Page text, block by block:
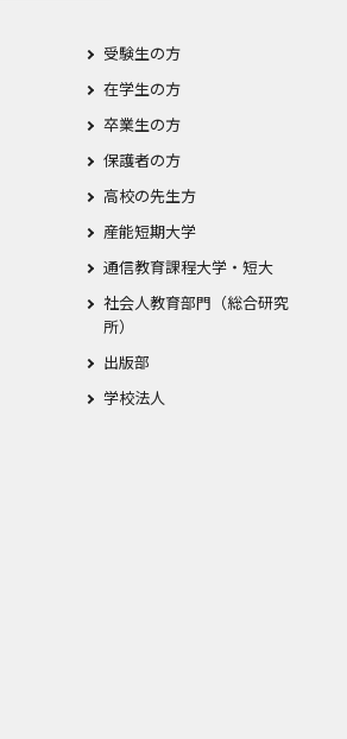
受験生の方
在学生の方
卒業生の方
保護者の方
高校の先生方
産能短期大学
通信教育課程大学・短大
社会人教育部門（総合研究
所）
出版部
学校法人